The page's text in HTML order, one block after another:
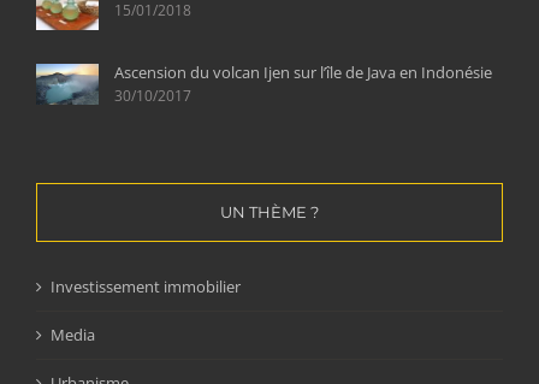
15/01/2018
Ascension du volcan Ijen sur l’île de Java en Indonésie
30/10/2017
UN THÈME ?
Investissement immobilier
Media